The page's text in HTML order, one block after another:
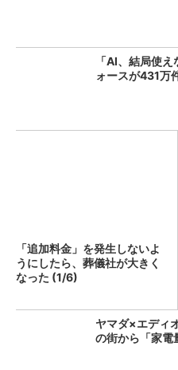
「AI、結局使
ォースが431万
「追加料金」を発生しないよ
うにしたら、葬儀社が大きく
なった (1/6)
ヤマダ×エディ
の街から「家電